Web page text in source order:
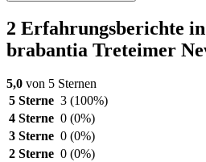
2 Erfahrungsberichte
brabantia Treteimer
5,0 von 5 Sternen
5 Sterne 3 (100%)
4 Sterne 0 (0%)
3 Sterne 0 (0%)
2 Sterne 0 (0%)